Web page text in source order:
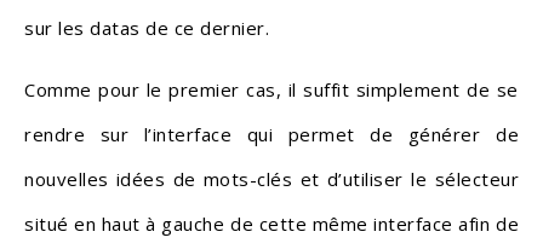
sur les datas de ce dernier.
Comme pour le premier cas, il suffit simplement de se
rendre sur l’interface qui permet de générer de
nouvelles idées de mots-clés et d’utiliser le sélecteur
situé en haut à gauche de cette même interface afin de